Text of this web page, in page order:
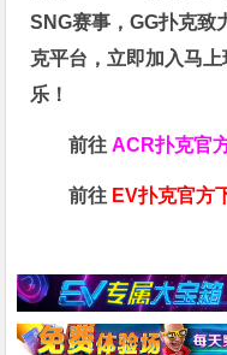
SNG赛事，GG扑克致
克平台，立即加入马
乐！
前往ACR扑克官
前往 EV扑克官方